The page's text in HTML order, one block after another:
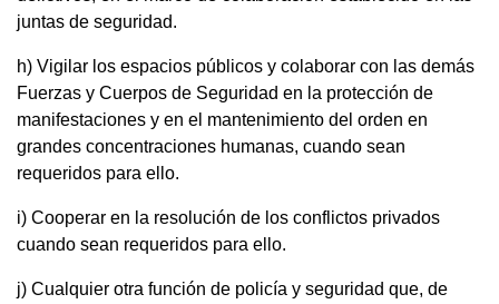
juntas de seguridad.
h) Vigilar los espacios públicos y colaborar con las demás
Fuerzas y Cuerpos de Seguridad en la protección de
manifestaciones y en el mantenimiento del orden en
grandes concentraciones humanas, cuando sean
requeridos para ello.
i) Cooperar en la resolución de los conflictos privados
cuando sean requeridos para ello.
j) Cualquier otra función de policía y seguridad que, de